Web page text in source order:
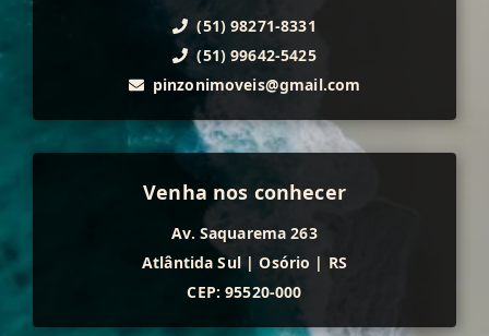
(51) 98271-8331
(51) 99642-5425
pinzonimoveis@gmail.com
Venha nos conhecer
Av. Saquarema 263
Atlântida Sul | Osório | RS
CEP: 95520-000